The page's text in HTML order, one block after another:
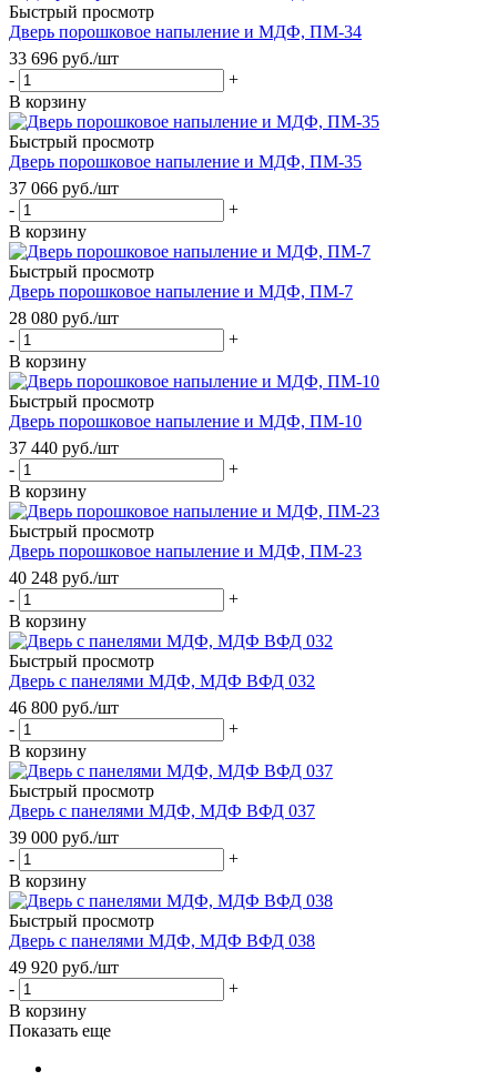
Быстрый просмотр
Дверь порошковое напыление и МДФ, ПМ-34
33 696 руб./шт
-
+
В корзину
Быстрый просмотр
Дверь порошковое напыление и МДФ, ПМ-35
37 066 руб./шт
-
+
В корзину
Быстрый просмотр
Дверь порошковое напыление и МДФ, ПМ-7
28 080 руб./шт
-
+
В корзину
Быстрый просмотр
Дверь порошковое напыление и МДФ, ПМ-10
37 440 руб./шт
-
+
В корзину
Быстрый просмотр
Дверь порошковое напыление и МДФ, ПМ-23
40 248 руб./шт
-
+
В корзину
Быстрый просмотр
Дверь с панелями МДФ, МДФ ВФД 032
46 800 руб./шт
-
+
В корзину
Быстрый просмотр
Дверь с панелями МДФ, МДФ ВФД 037
39 000 руб./шт
-
+
В корзину
Быстрый просмотр
Дверь с панелями МДФ, МДФ ВФД 038
49 920 руб./шт
-
+
В корзину
Показать еще